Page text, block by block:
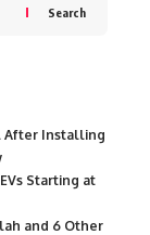
Search
After Installing
Starting at
and 6 Other